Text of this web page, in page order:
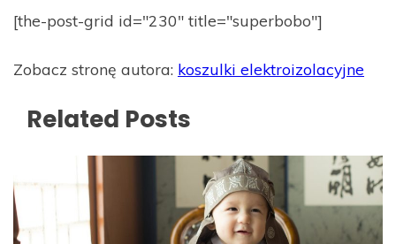
[the-post-grid id="230" title="superbobo"]
Zobacz stronę autora: koszulki elektroizolacyjne
Related Posts